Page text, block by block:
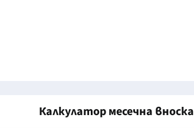
Калкулатор месечна вноска